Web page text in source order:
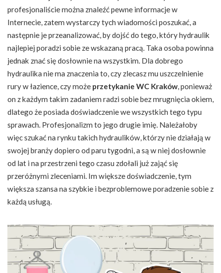
profesjonaliście można znaleźć pewne informacje w
Internecie, zatem wystarczy tych wiadomości poszukać, a
następnie je przeanalizować, by dojść do tego, który hydraulik
najlepiej poradzi sobie ze wskazaną pracą. Taka osoba powinna
jednak znać się dosłownie na wszystkim. Dla dobrego
hydraulika nie ma znaczenia to, czy zlecasz mu uszczelnienie
rury w łazience, czy może przetykanie WC Kraków, ponieważ
on z każdym takim zadaniem radzi sobie bez mrugnięcia okiem,
dlatego że posiada doświadczenie we wszystkich tego typu
sprawach. Profesjonalizm to jego drugie imię. Należałoby
więc szukać na rynku takich hydraulików, którzy nie działają w
swojej branży dopiero od paru tygodni, a są w niej dosłownie
od lat i na przestrzeni tego czasu zdołali już zająć się
przeróżnymi zleceniami. Im większe doświadczenie, tym
większa szansa na szybkie i bezproblemowe poradzenie sobie z
każdą usługą.